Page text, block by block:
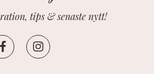
tips & senaste nytt!